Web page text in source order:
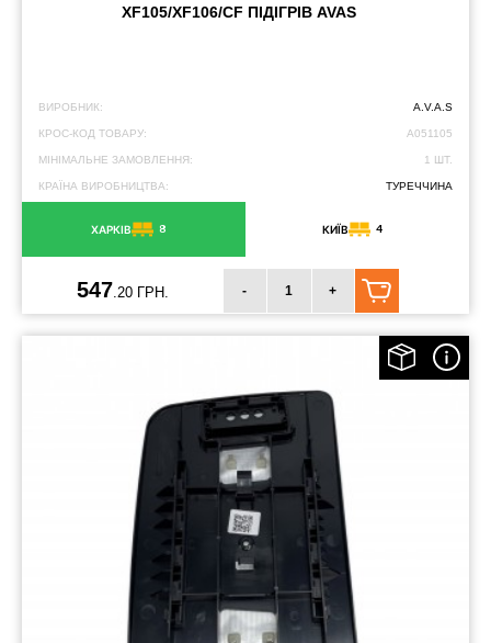
XF105/XF106/CF ПІДІГРІВ AVAS
ВИРОБНИК: A.V.A.S
КРОС-КОД ТОВАРУ: A051105
МІНІМАЛЬНЕ ЗАМОВЛЕННЯ: 1 ШТ.
КРАЇНА ВИРОБНИЦТВА: ТУРЕЧЧИНА
ХАРКІВ 8 КИЇВ 4
547 .20 ГРН. - +